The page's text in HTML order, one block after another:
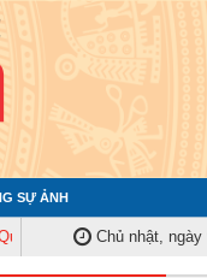
SỰ ẢNH
Trung ương tập huấn
Chủ nhật,